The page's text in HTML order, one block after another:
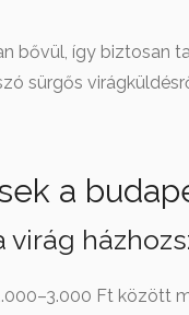
bővül, így biztosan
sürgős
a
virág
Ft között